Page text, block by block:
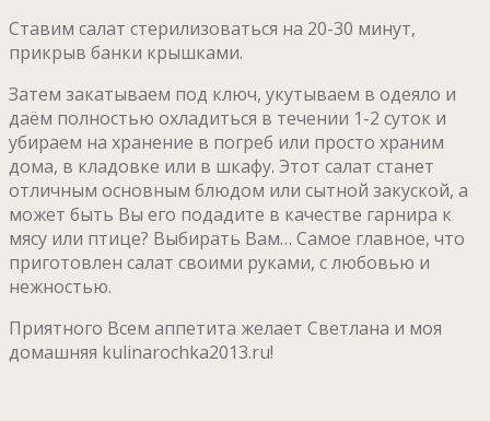
Ставим салат стерилизоваться на 20-30 минут,
прикрыв банки крышками.
Затем закатываем под ключ, укутываем в одеяло и
даём полностью охладиться в течении 1-2 суток и
убираем на хранение в погреб или просто храним
дома, в кладовке или в шкафу. Этот салат станет
отличным основным блюдом или сытной закуской, а
может быть Вы его подадите в качестве гарнира к
мясу или птице? Выбирать Вам… Самое главное, что
приготовлен салат своими руками, с любовью и
нежностью.
Приятного Всем аппетита желает Светлана и моя
домашняя kulinarochka2013.ru!